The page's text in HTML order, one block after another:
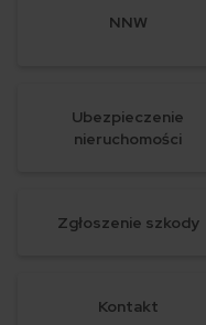
NNW
Ubezpieczenie
nieruchomości
Zgłoszenie szkody
Kontakt